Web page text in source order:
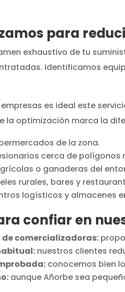
para
exhaustivo de tu
Identificamos
es ideal este
la optimización marca la
de la zona.
cerca de polígonos
o ganaderas del
rurales, bares y
logísticos y almacenes
confiar en
comercializadoras:
nuestros clientes
conocemos bien
aunque Añorbe sea